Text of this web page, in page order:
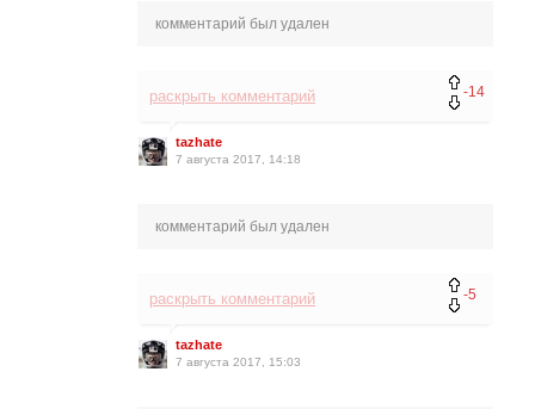
комментарий был удален
-14
раскрыть комментарий
tazhate
7 августа 2017, 14:18
комментарий был удален
-5
раскрыть комментарий
tazhate
7 августа 2017, 15:03